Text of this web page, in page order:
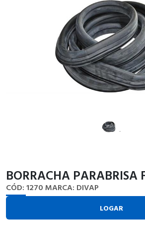
BORRACHA PARABRISA
CÓD: 1270 MARCA: DIVAP
LOGAR